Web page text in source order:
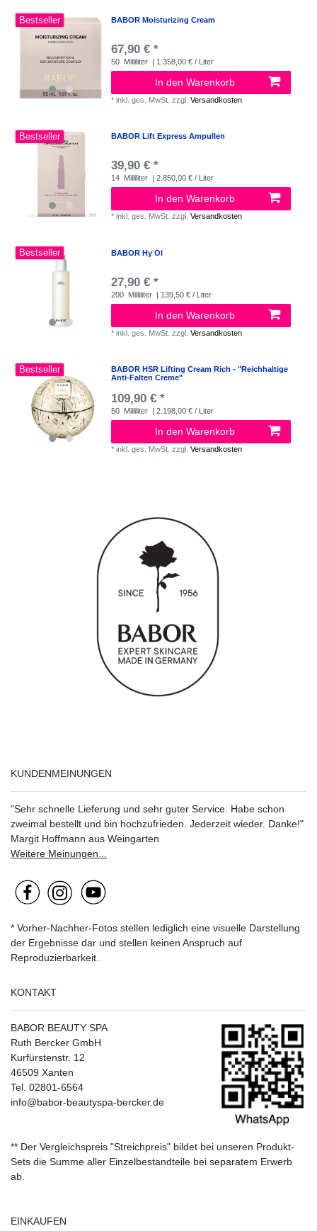
Bestseller BABOR Moisturizing Cream
67,90 € *
50 Milliliter | 1.358,00 € / Liter
In den Warenkorb
*inkl. ges. MwSt. zzgl.Versandkosten
Bestseller BABOR Lift Express Ampullen
39,90 € *
14 Milliliter | 2.850,00 € / Liter
In den Warenkorb
*inkl. ges. MwSt. zzgl.Versandkosten
Bestseller BABOR Hy Öl
27,90 € *
200 Milliliter | 139,50 € / Liter
In den Warenkorb
*inkl. ges. MwSt. zzgl.Versandkosten
Bestseller
BABOR HSR Lifting Cream Rich - "Reichhaltige
Anti-Falten Creme"
109,90 € *
50 Milliliter | 2.198,00 € / Liter
In den Warenkorb
*inkl. ges. MwSt. zzgl.Versandkosten
KUNDENMEINUNGEN
"Sehr schnelle Lieferung und sehr guter Service. Habe schon
zweimal bestellt und bin hochzufrieden. Jederzeit wieder. Danke!"
Margit Hoffmann aus Weingarten
Weitere Meinungen...
* Vorher-Nachher-Fotos stellen lediglich eine visuelle Darstellung
der Ergebnisse dar und stellen keinen Anspruch auf
Reproduzierbarkeit.
KONTAKT
BABOR BEAUTY SPA
Ruth Bercker GmbH
Kurfürstenstr. 12
46509 Xanten
Tel. 02801-6564
info@babor-beautyspa-bercker.de
** Der Vergleichspreis "Streichpreis" bildet bei unseren Produkt-
Sets die Summe aller Einzelbestandteile bei separatem Erwerb
ab.
EINKAUFEN